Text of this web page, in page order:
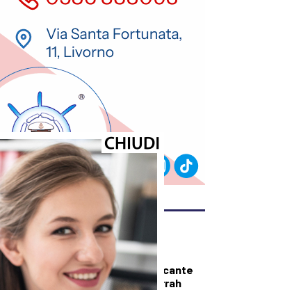
ARTICOLI
SPORT
Pisa, preso l’attaccante
esterno Ichem Ferrah